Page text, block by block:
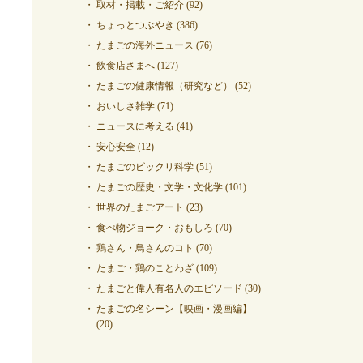
取材・掲載・ご紹介 (92)
ちょっとつぶやき (386)
たまごの海外ニュース (76)
飲食店さまへ (127)
たまごの健康情報（研究など）
(52)
おいしさ雑学 (71)
ニュースに考える (41)
安心安全 (12)
たまごのビックリ科学 (51)
たまごの歴史・文学・文化学 (101)
世界のたまごアート (23)
食べ物ジョーク・おもしろ (70)
鶏さん・鳥さんのコト (70)
たまご・鶏のことわざ (109)
たまごと偉人有名人のエピソード (30)
たまごの名シーン【映画・漫画編】
(20)